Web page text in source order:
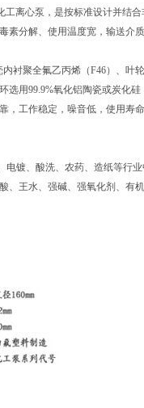
离心泵，是按标准设计并结
素分解、使用温度宽，输送介
衬聚全氟乙丙烯（F46）、叶
选用99.9%氧化铝陶瓷或炭化
，工作稳定，噪音低，使用寿命
镀、酸洗、农药、造纸等行
、王水、强碱、强氧化剂、有